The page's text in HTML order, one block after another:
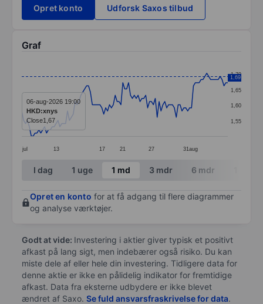
Opret konto
Udforsk Saxos tilbud
Graf
Line chart with 109 data points.
The chart has 1 X axis displaying categories.
The chart has 1 Y axis displaying values. Data ranges
jul 13 17 21 27 31 aug
1,55
1,60
1,65
1,70
1,69
06-aug-2026 19:00
HKD:xnys
Close1,67
End of interactive chart.
I dag 1 uge 1 md 3 mdr 6 mdr
Opret en konto for at få adgang til flere diagrammer
og analyse værktøjer.
Godt at vide: Investering i aktier giver typisk et positivt
afkast på lang sigt, men indebærer også risiko. Du kan
miste dele af eller hele din investering. Tidligere data for
denne aktie er ikke en pålidelig indikator for fremtidige
afkast. Data fra eksterne udbydere er ikke blevet
ændret af Saxo. Se fuld ansvarsfraskrivelse for data.